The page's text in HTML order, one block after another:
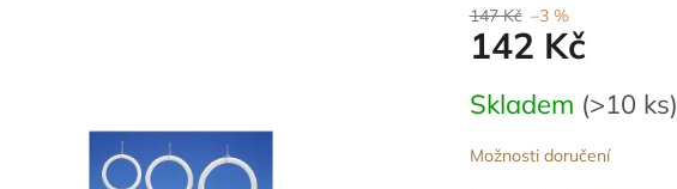
147 Kč –3 %
142 Kč
cena:
Skladem (>10 ks)
Možnosti doručení